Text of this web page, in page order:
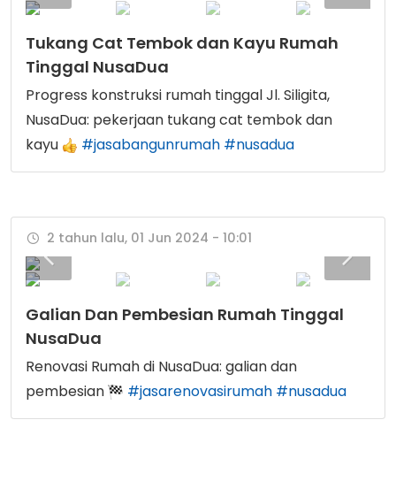
Tukang Cat Tembok dan Kayu Rumah
Tinggal NusaDua
Progress konstruksi rumah tinggal Jl. Siligita,
NusaDua: pekerjaan tukang cat tembok dan
kayu
#jasabangunrumah #nusadua
2 tahun lalu, 01 Jun 2024 - 10:01
Galian Dan Pembesian Rumah Tinggal
NusaDua
Renovasi Rumah di NusaDua: galian dan
pembesian
#jasarenovasirumah #nusadua